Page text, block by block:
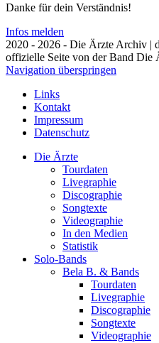
Danke für dein Verständnis!
Infos melden
2020 - 2026 - Die Ärzte Archiv |
offizielle Seite von der Band Die
Navigation überspringen
Links
Kontakt
Impressum
Datenschutz
Die Ärzte
Tourdaten
Livegraphie
Discographie
Songtexte
Videographie
In den Medien
Statistik
Solo-Bands
Bela B. & Bands
Tourdaten
Livegraphie
Discographie
Songtexte
Videographie